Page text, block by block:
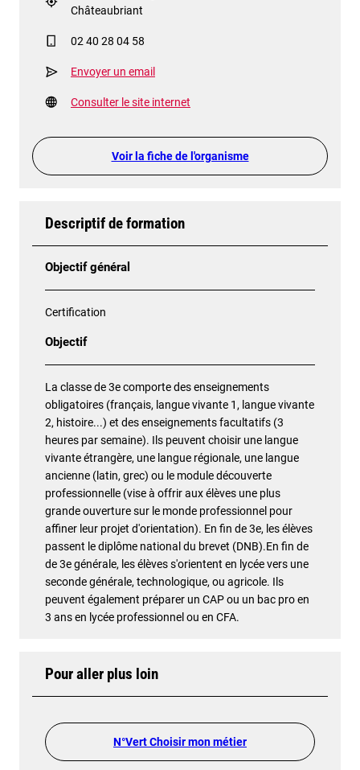
Châteaubriant
02 40 28 04 58
Envoyer un email
Consulter le site internet
Voir la fiche de l'organisme
Descriptif de formation
Objectif général
Certification
Objectif
La classe de 3e comporte des enseignements
obligatoires (français, langue vivante 1, langue vivante
2, histoire...) et des enseignements facultatifs (3
heures par semaine). Ils peuvent choisir une langue
vivante étrangère, une langue régionale, une langue
ancienne (latin, grec) ou le module découverte
professionnelle (vise à offrir aux élèves une plus
grande ouverture sur le monde professionnel pour
affiner leur projet d'orientation). En fin de 3e, les élèves
passent le diplôme national du brevet (DNB).En fin de
de 3e générale, les élèves s'orientent en lycée vers une
seconde générale, technologique, ou agricole. Ils
peuvent également préparer un CAP ou un bac pro en
3 ans en lycée professionnel ou en CFA.
Pour aller plus loin
N°Vert Choisir mon métier